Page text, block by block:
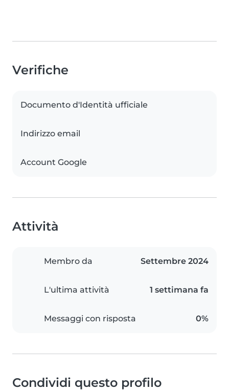
Verifiche
Documento d'Identità ufficiale
Indirizzo email
Account Google
Attività
Membro da Settembre 2024
L'ultima attività 1 settimana fa
Messaggi con risposta 0%
Condividi questo profilo